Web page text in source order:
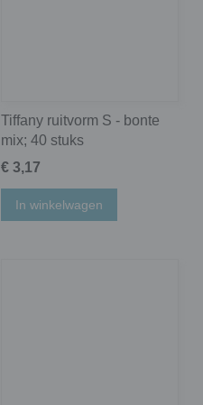
Tiffany ruitvorm S - bonte
mix; 40 stuks
€ 3,17
In winkelwagen